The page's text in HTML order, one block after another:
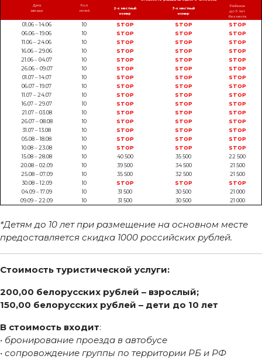
Дата
заезда
Кол.
ночей
2-х местный
номер
3-х местный
номер
Ребенок
до 5 лет
без места
01.06 – 14.06 10 STOP STOP
STOP
06.06 – 19.06
10 STOP STOP
STOP
11.06 – 24.06
10 STOP STOP
STOP
16.06 – 29.06
10 STOP STOP
STOP
21.06 – 04.07
10 STOP STOP
STOP
26.06 – 09.07
10 STOP STOP
STOP
01.07 – 14.07
10 STOP STOP
STOP
06.07 – 19.07
10 STOP STOP
STOP
11.07 – 24.07
10 STOP STOP
STOP
16.07 – 29.07
10 STOP STOP
STOP
21.07 – 03.08
10 STOP STOP
STOP
26.07 – 08.08
10 STOP STOP
STOP
31.07 – 13.08
10 STOP STOP
STOP
05.08 – 18.08
10 STOP STOP
STOP
10.08 – 23.08
10 STOP STOP
STOP
15.08 – 28.08
10 40 500 35 500
22 500
20.08 – 02.09
10 39 500 34 500
21 500
25.08 – 07.09
10 35 500 32 500
21 500
30.08 – 12.09
10 STOP STOP
STOP
04.09 – 17.09
10 31 500 30 500
21 000
09.09 – 22.09
10 31 500 30 500 21 000
*Детям до 10 лет при размещение на основном месте
предоставляется скидка 1000 российских рублей.
Стоимость туристической услуги:
200,00 белорусских рублей – взрослый;
150,00 белорусских рублей – дети до 10 лет
В стоимость входит:
• бронирование проезда в автобусе
• сопровождение группы по территории РБ и РФ